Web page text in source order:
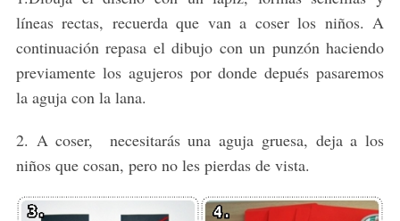
líneas rectas, recuerda que van a coser los niños. A
continuación repasa el dibujo con un punzón haciendo
previamente los agujeros por donde depués pasaremos
la aguja con la lana.
2. A coser, necesitarás una aguja gruesa, deja a los
niños que cosan, pero no les pierdas de vista.